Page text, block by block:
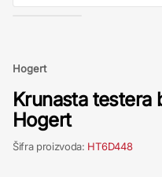
Hogert
Krunasta testera
Hogert
Šifra proizvoda: HT6D448